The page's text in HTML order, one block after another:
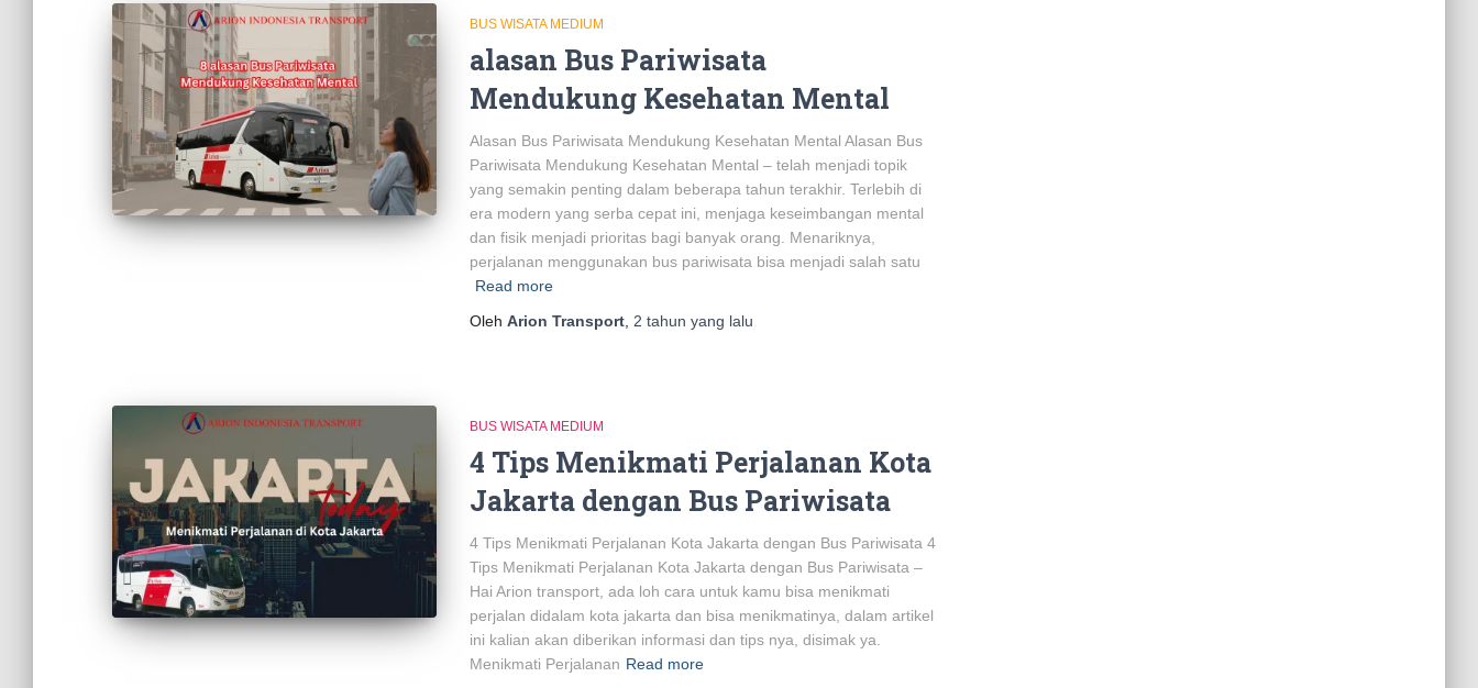
BUS WISATA MEDIUM
alasan Bus Pariwisata
Mendukung Kesehatan Mental
Alasan Bus Pariwisata Mendukung Kesehatan Mental Alasan Bus
Pariwisata Mendukung Kesehatan Mental – telah menjadi topik
yang semakin penting dalam beberapa tahun terakhir. Terlebih di
era modern yang serba cepat ini, menjaga keseimbangan mental
dan fisik menjadi prioritas bagi banyak orang. Menariknya,
perjalanan menggunakan bus pariwisata bisa menjadi salah satu
Read more
Oleh Arion Transport 2 tahun yang lalu
BUS WISATA MEDIUM
4 Tips Menikmati Perjalanan Kota
Jakarta dengan Bus Pariwisata
4 Tips Menikmati Perjalanan Kota Jakarta dengan Bus Pariwisata 4
Tips Menikmati Perjalanan Kota Jakarta dengan Bus Pariwisata –
Hai Arion transport, ada loh cara untuk kamu bisa menikmati
perjalan didalam kota jakarta dan bisa menikmatinya, dalam artikel
ini kalian akan diberikan informasi dan tips nya, disimak ya.
Menikmati Perjalanan Read more